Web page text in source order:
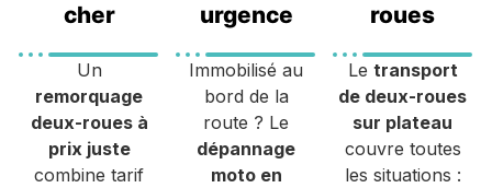
cher
Un
remorquage
deux-roues à
prix juste
combine tarif
urgence
Immobilisé au
bord de la
route ? Le
dépannage
moto en
roues
Le transport
de deux-roues
sur plateau
couvre toutes
les situations :